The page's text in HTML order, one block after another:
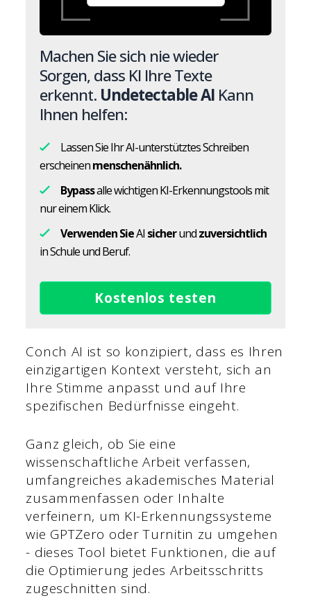
Machen Sie sich nie wieder
Sorgen, dass KI Ihre Texte
erkennt. Undetectable AI Kann
Ihnen helfen:
Lassen Sie Ihr AI-unterstütztes Schreiben
erscheinenmenschenähnlich.
Bypassalle wichtigen KI-Erkennungstools mit
nur einem Klick.
Verwenden SieAI sicherundzuversichtlich
in Schule und Beruf.
Kostenlos testen
Conch AI ist so konzipiert, dass es Ihren
einzigartigen Kontext versteht, sich an
Ihre Stimme anpasst und auf Ihre
spezifischen Bedürfnisse eingeht.
Ganz gleich, ob Sie eine
wissenschaftliche Arbeit verfassen,
umfangreiches akademisches Material
zusammenfassen oder Inhalte
verfeinern, um KI-Erkennungssysteme
wie GPTZero oder Turnitin zu umgehen
- dieses Tool bietet Funktionen, die auf
die Optimierung jedes Arbeitsschritts
zugeschnitten sind.